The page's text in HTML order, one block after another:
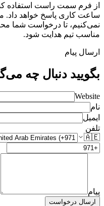
ساعت کاری پاسخ خواهد داد.
نمی‌کنیم، تا درخواست شما
مناسب تیم هدایت شود.
ارسال پیام
بگویید دنبال چه
Website
نام
ایمیل
تلفن
🇦🇪
پیام
ارسال درخواست